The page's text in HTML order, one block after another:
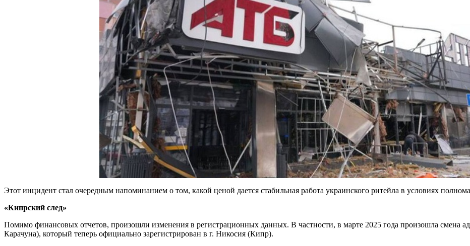
Этот инцидент стал очередным напоминанием о том, какой ценой дается стабильная работа украинского ритейла в условиях
«Кипрский след»
Помимо финансовых отчетов, произошли изменения в регистрационных данных. В частности, в марте 2025 года произошла смена
Карачуна), который теперь официально зарегистрирован в г. Никосия (Кипр).